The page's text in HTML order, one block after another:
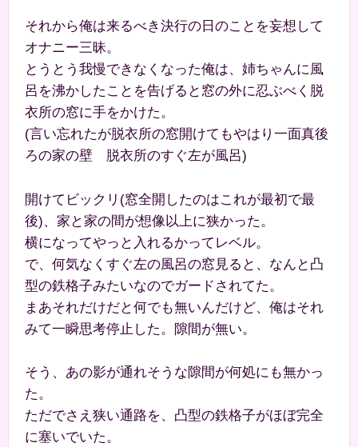
それから俺は来るべき決行の日のことを妄想して
オナニー三昧。
とうとう我慢できなくなった俺は、姉ちゃんに風
呂を沸かしたことを告げると窓の外に忍ぶべく脱
衣所の窓に手をかけた。
(言い忘れたが脱衣所の窓開けてもやはり一面真後
ろの家の壁 脱衣所のすぐ左が風呂)
開けてビックリ(窓全開したのはこれが最初で最
後)、家と家の間が想像以上に狭かった。
横になってやっと入れるかってレベル。
で、何気なくすぐ左の風呂の窓見ると、なんと凸
型の鉄格子みたいなのでガードされてた。
まあそれだけだと何でも無いんだけど、俺はそれ
みて一瞬思考停止した。隙間が無い。
そう、あの影が通れそうな隙間が何処にも無かっ
た。
ただでさえ狭い通路を、凸型の鉄格子がほぼ完全
に塞いでいた。